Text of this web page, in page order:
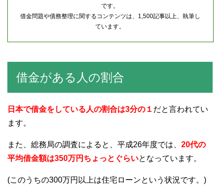
です。
借金問題や債務整理に関するコンテンツは、1,500記事以上、執筆し
ています。
借金がある人の割合
日本で借金をしている人の割合は3分の１ だと言われてい
ます。
また、総務局の調査によると、平成26年度では、 20代の
平均借金額は350万円ちょっとぐらいとなっています。
(このうちの300万円以上は住宅ローンという状況です。)